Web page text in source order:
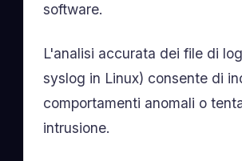
software.
L'analisi accurata dei file di
syslog in Linux) consente di
comportamenti anomali o
intrusione.